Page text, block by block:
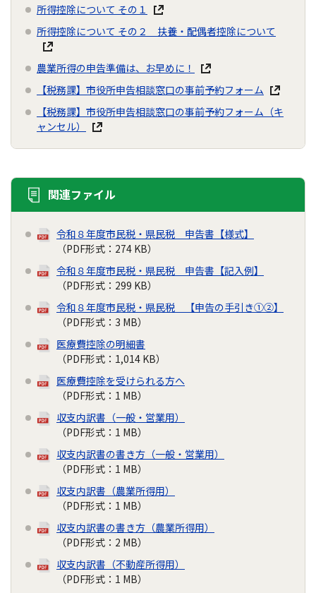
所得控除について その１
所得控除について その２ 扶養・配偶者控除について
農業所得の申告準備は、お早めに！
【税務課】市役所申告相談窓口の事前予約フォーム
【税務課】市役所申告相談窓口の事前予約フォーム（キ
ャンセル）
関連ファイル
令和８年度市民税・県民税 申告書【様式】
（PDF形式：274 KB）
令和８年度市民税・県民税 申告書【記入例】
（PDF形式：299 KB）
令和８年度市民税・県民税 【申告の手引き①②】
（PDF形式：3 MB）
医療費控除の明細書
（PDF形式：1,014 KB）
医療費控除を受けられる方へ
（PDF形式：1 MB）
収支内訳書（一般・営業用）
（PDF形式：1 MB）
収支内訳書の書き方（一般・営業用）
（PDF形式：1 MB）
収支内訳書（農業所得用）
（PDF形式：1 MB）
収支内訳書の書き方（農業所得用）
（PDF形式：2 MB）
収支内訳書（不動産所得用）
（PDF形式：1 MB）